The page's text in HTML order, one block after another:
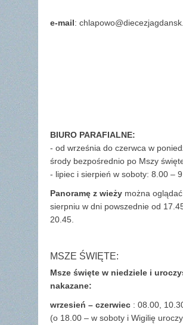
e-mail:
BIURO PARAFIALNE:
- od września do czerwca w
środy bezpośrednio po Mszy
- lipiec i sierpień w soboty: 8.00 –
Panoramę z wieży można
sierpniu w dni powszednie od
20.45.
MSZE ŚWIĘTE:
Msze święte w niedziele i
nakazane:
wrzesień – czerwiec : 08.00,
(o 18.00 – w soboty i Wigilię